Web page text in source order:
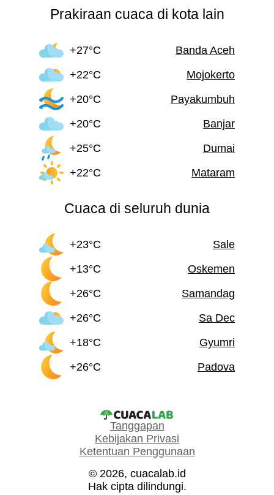
Prakiraan cuaca di kota lain
+27°C
Banda Aceh
+22°C
Mojokerto
+20°C
Payakumbuh
+20°C
Banjar
+25°C
Dumai
+22°C
Mataram
Cuaca di seluruh dunia
+23°C
Sale
+13°C
Oskemen
+26°C
Samandag
+26°C
Sa Dec
+18°C
Gyumri
+26°C
Padova
Tanggapan
Kebijakan Privasi
Ketentuan Penggunaan
© 2026, cuacalab.id
Hak cipta dilindungi.